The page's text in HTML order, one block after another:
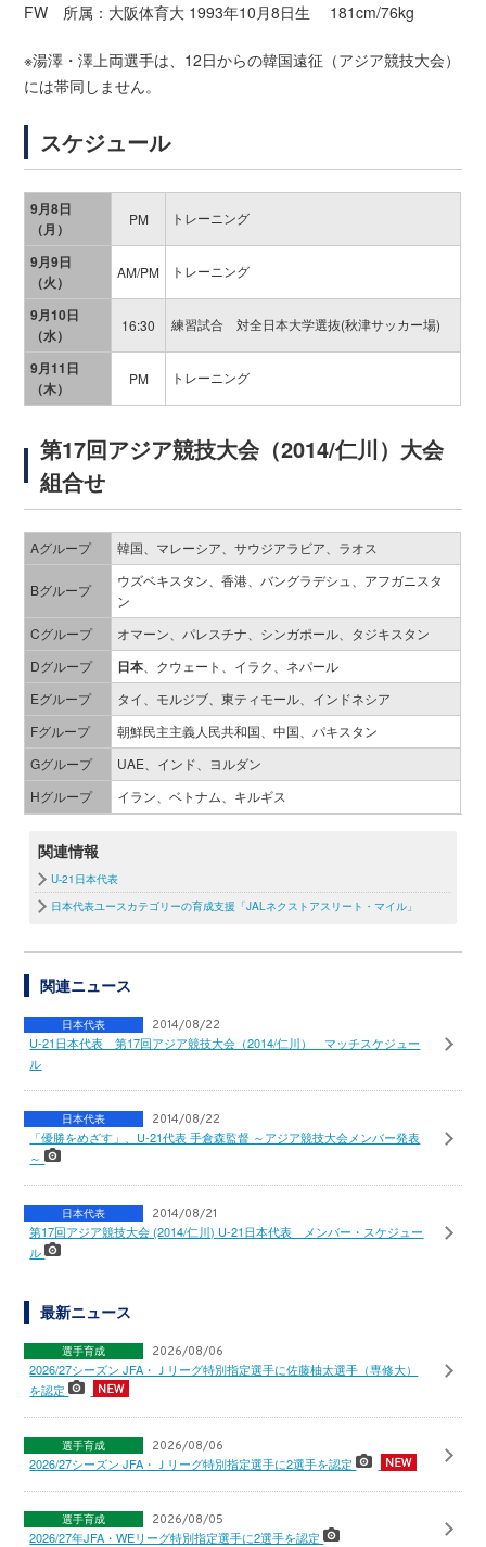
FW 所属：大阪体育大 1993年10月8日生 181cm/76kg
※湯澤・澤上両選手は、12日からの韓国遠征（アジア競技大会）
には帯同しません。
スケジュール
9月8日
（月）
PM トレーニング
9月9日
（火）
AM/PM トレーニング
9月10日
（水）
16:30 練習試合 対全日本大学選抜(秋津サッカー場)
9月11日
（木）
PM トレーニング
第17回アジア競技大会（2014/仁川）大会
組合せ
Aグループ 韓国、マレーシア、サウジアラビア、ラオス
Bグループ
ウズベキスタン、香港、バングラデシュ、アフガニスタ
ン
Cグループ
オマーン、パレスチナ、シンガポール、タジキスタン
Dグループ
日本 、クウェート、イラク、ネパール
Eグループ
タイ、モルジブ、東ティモール、インドネシア
Fグループ
朝鮮民主主義人民共和国、中国、パキスタン
Gグループ
UAE、インド、ヨルダン
Hグループ
イラン、ベトナム、キルギス
関連情報
U-21日本代表
日本代表ユースカテゴリーの育成支援「JALネクストアスリート・マイル」
関連ニュース
日本代表 2014/08/22
U-21日本代表 第17回アジア競技大会（2014/仁川） マッチスケジュー
ル
日本代表 2014/08/22
「優勝をめざす」、U-21代表 手倉森監督 ～アジア競技大会メンバー発表
～
日本代表 2014/08/21
第17回アジア競技大会 (2014/仁川) U-21日本代表 メンバー・スケジュー
ル
最新ニュース
選手育成 2026/08/06
2026/27シーズン JFA・Ｊリーグ特別指定選手に佐藤柚太選手（専修大）
を認定
選手育成 2026/08/06
2026/27シーズン JFA・Ｊリーグ特別指定選手に2選手を認定
選手育成 2026/08/05
2026/27年JFA・WEリーグ特別指定選手に2選手を認定